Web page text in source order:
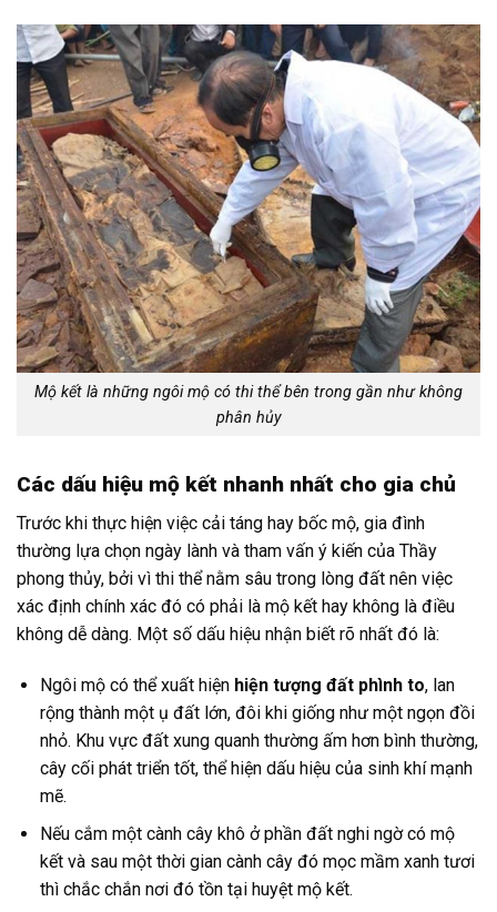
Mộ kết là những ngôi mộ có thi thể bên trong gần như không
phân hủy
Các dấu hiệu mộ kết nhanh nhất cho gia chủ
Trước khi thực hiện việc cải táng hay bốc mộ, gia đình
thường lựa chọn ngày lành và tham vấn ý kiến của Thầy
phong thủy, bởi vì thi thể nằm sâu trong lòng đất nên việc
xác định chính xác đó có phải là mộ kết hay không là điều
không dễ dàng. Một số dấu hiệu nhận biết rõ nhất đó là:
Ngôi mộ có thể xuất hiện hiện tượng đất phình to, lan
rộng thành một ụ đất lớn, đôi khi giống như một ngọn đồi
nhỏ. Khu vực đất xung quanh thường ấm hơn bình thường,
cây cối phát triển tốt, thể hiện dấu hiệu của sinh khí mạnh
mẽ.
Nếu cắm một cành cây khô ở phần đất nghi ngờ có mộ
kết và sau một thời gian cành cây đó mọc mầm xanh tươi
thì chắc chắn nơi đó tồn tại huyệt mộ kết.